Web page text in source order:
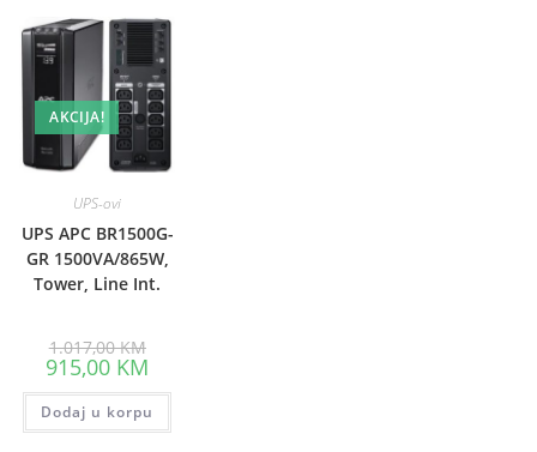
AKCIJA!
UPS-ovi
UPS APC BR1500G-
GR 1500VA/865W,
Tower, Line Int.
1.017,00KMprice
was:
1.017,00 KM.
915,00 KM
is:
915,00 KM.
Dodaj u korpu